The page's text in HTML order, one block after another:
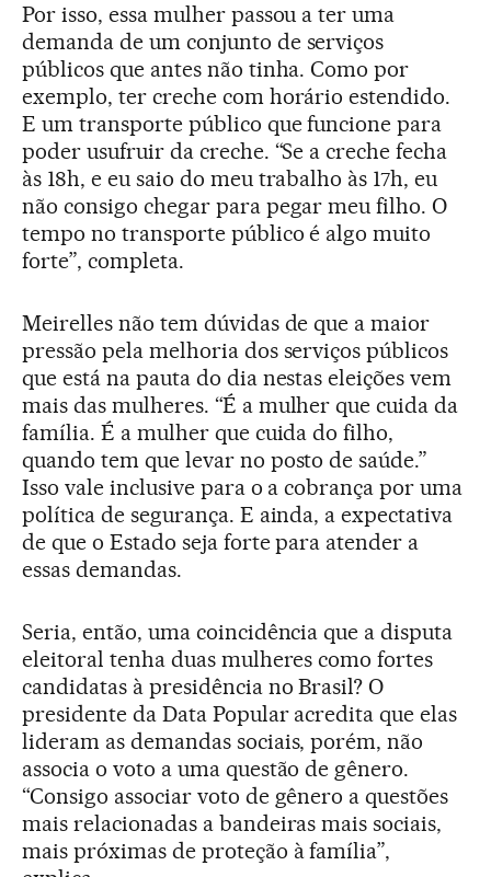
Por isso, essa mulher passou a ter uma
demanda de um conjunto de serviços
públicos que antes não tinha. Como por
exemplo, ter creche com horário estendido.
E um transporte público que funcione para
poder usufruir da creche. “Se a creche fecha
às 18h, e eu saio do meu trabalho às 17h, eu
não consigo chegar para pegar meu filho. O
tempo no transporte público é algo muito
forte”, completa.
Meirelles não tem dúvidas de que a maior
pressão pela melhoria dos serviços públicos
que está na pauta do dia nestas eleições vem
mais das mulheres. “É a mulher que cuida da
família. É a mulher que cuida do filho,
quando tem que levar no posto de saúde.”
Isso vale inclusive para o a cobrança por uma
política de segurança. E ainda, a expectativa
de que o Estado seja forte para atender a
essas demandas.
Seria, então, uma coincidência que a disputa
eleitoral tenha duas mulheres como fortes
candidatas à presidência no Brasil? O
presidente da Data Popular acredita que elas
lideram as demandas sociais, porém, não
associa o voto a uma questão de gênero.
“Consigo associar voto de gênero a questões
mais relacionadas a bandeiras mais sociais,
mais próximas de proteção à família”,